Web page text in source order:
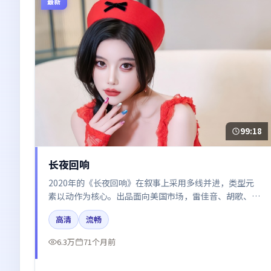
99:18
长夜回响
2020年的《长夜回响》在叙事上采用多线并进，类型元
素以动作为核心。出品面向美国市场，雷佳音、胡歌、易
烊千玺、朱一龙、赵丽颖所饰角色推动关键反转，结尾留
白引发讨论。
高清
流畅
6.3万
71个月前